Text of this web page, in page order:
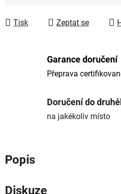
Tisk Zeptat se
Garance doručení
Přeprava
Doručení do
na jakékoliv místo
Popis
Diskuze